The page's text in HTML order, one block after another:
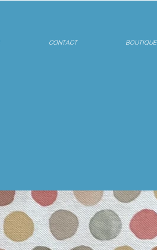
CONTACT BOUTIQUE